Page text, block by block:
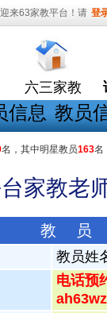
来63家教平台！请 登
六三家教
信息 教员
名，其中明星教员163名
台家教老
教 员
教员姓
电话预